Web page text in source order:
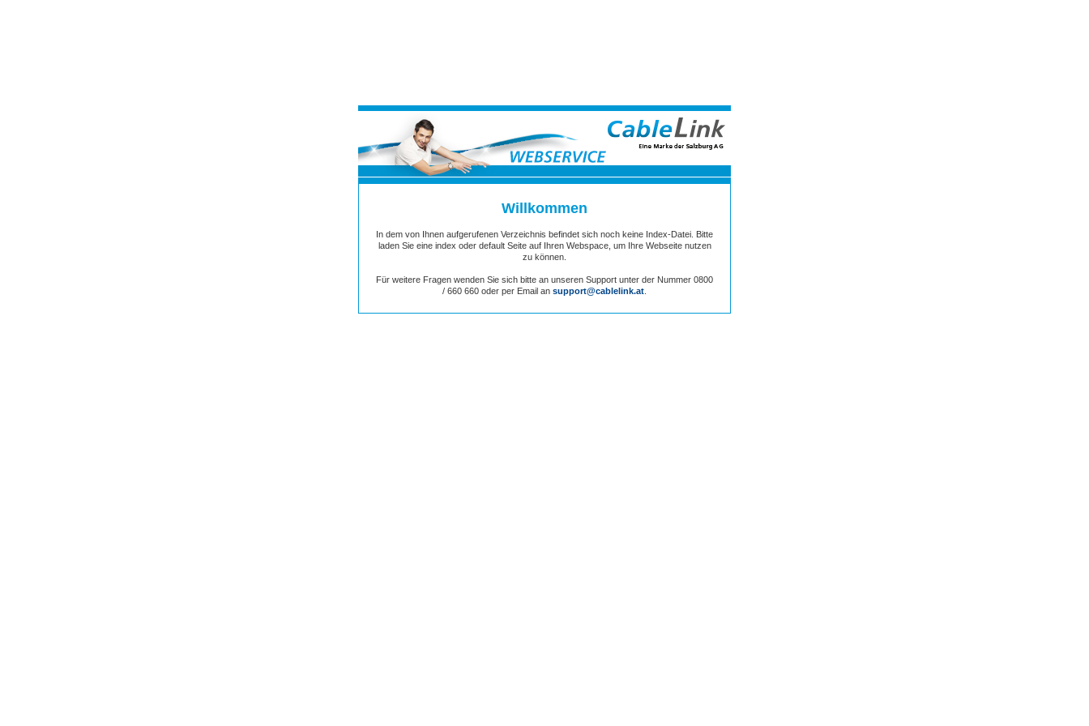
Willkommen
In dem von Ihnen aufgerufenen Verzeichnis befindet sich noch keine Index-Datei. Bitte
laden Sie eine index oder default Seite auf Ihren Webspace, um Ihre Webseite nutzen
zu können.
Für weitere Fragen wenden Sie sich bitte an unseren Support unter der Nummer 0800
/ 660 660 oder per Email an support@cablelink.at